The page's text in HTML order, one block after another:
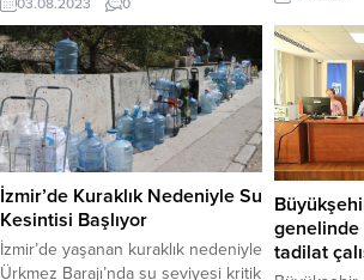
sektöründe canlanmaya yol açtı.
Karavan ve Tiny House konaklama
stili de kişisel tercihlere ve
ihtiyaçlara göre özelleştirilebilir
olmaları avantajı ile günümüzde
giderek daha popüler hale gelerek
yaşam biçimini şekillendiren bir etki
yaratmaya devam ediyor. Bu
kapsamda geniş katılımcı
yelpazesi...
03.08.2023 0
edeceğini
Belediye
düzenlediği
Karadeniz
yolu
bin
geçirilecek
kamuoyuna
İzmir’de Kuraklık Nedeniyle Su
Kesintisi Başlıyor
İzmir’de yaşanan kuraklık nedeniyle
Ürkmez Barajı’nda su seviyesi kritik
genelinde
tadilat